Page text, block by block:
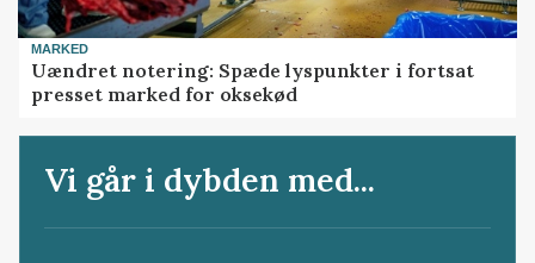
MARKED
Uændret notering: Spæde lyspunkter i fortsat
presset marked for oksekød
Vi går i dybden med...